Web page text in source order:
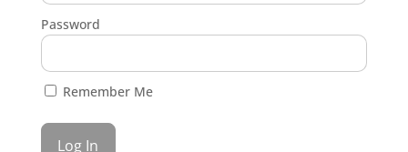
Password
Remember Me